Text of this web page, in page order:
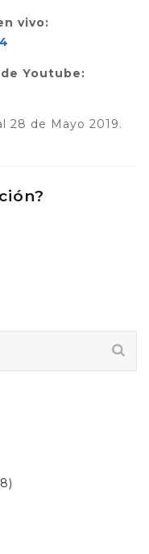
vivo:
Youtube:
28 de Mayo 2019.